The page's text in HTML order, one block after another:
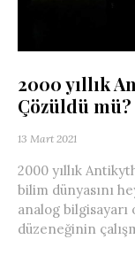
2000 yıllık
Çözüldü mü?
13 Mart 2021
2000 yıllık
bilim dünyasını
analog bilgisayarı
düzeneğinin